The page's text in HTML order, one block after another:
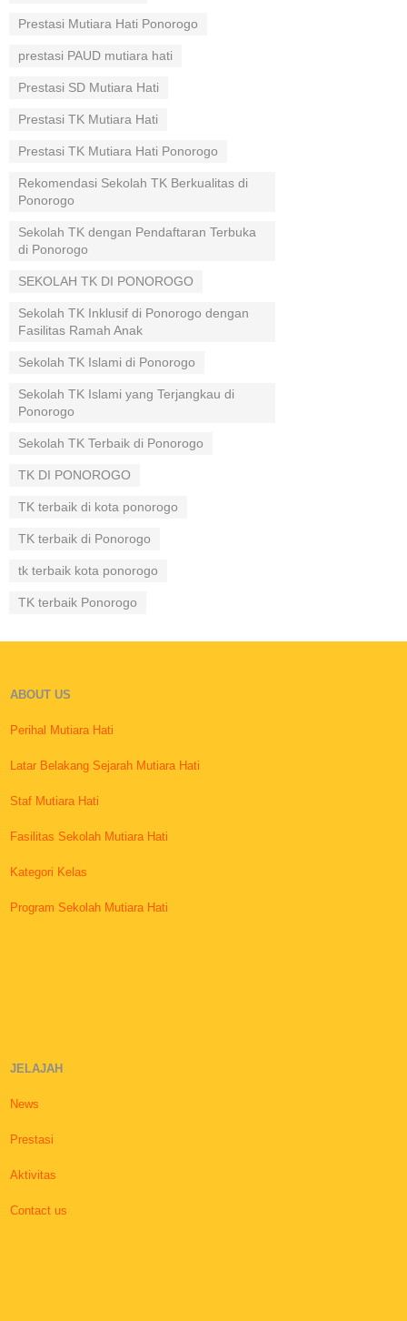
Prestasi Mutiara Hati Ponorogo
prestasi PAUD mutiara hati
Prestasi SD Mutiara Hati
Prestasi TK Mutiara Hati
Prestasi TK Mutiara Hati Ponorogo
Rekomendasi Sekolah TK Berkualitas di
Ponorogo
Sekolah TK dengan Pendaftaran Terbuka
di Ponorogo
SEKOLAH TK DI PONOROGO
Sekolah TK Inklusif di Ponorogo dengan
Fasilitas Ramah Anak
Sekolah TK Islami di Ponorogo
Sekolah TK Islami yang Terjangkau di
Ponorogo
Sekolah TK Terbaik di Ponorogo
TK DI PONOROGO
TK terbaik di kota ponorogo
TK terbaik di Ponorogo
tk terbaik kota ponorogo
TK terbaik Ponorogo
ABOUT US
Perihal Mutiara Hati
Latar Belakang Sejarah Mutiara Hati
Staf Mutiara Hati
Fasilitas Sekolah Mutiara Hati
Kategori Kelas
Program Sekolah Mutiara Hati
JELAJAH
News
Prestasi
Aktivitas
Contact us